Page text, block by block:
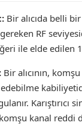
Bir alıcıda belli
RF
ile elde edilen
Bir alıcının,
Karıştırıcı
kanal reddi